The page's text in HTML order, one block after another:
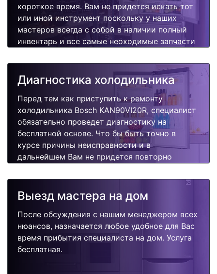
короткое время. Вам не придется искать тот
или иной инструмент поскольку у наших
мастеров всегда с собой в наличии полный
инвентарь и все самые неоходимые запчасти
быстро, качественно и недорого.
Диагностика холодильника
Перед тем как приступить к ремонту
холодильника Bosch KAN90VI20R, специалист
обязательно проведет диагностику на
бесплатной основе. Что бы быть точно в
курсе причины неисправности и в
дальнейшем Вам не придется повторно
поломок.
Выезд мастера на дом
После обсуждения с нашим менеджером всех
нюансов, назначается любое удобное для Вас
время прибытия специалиста на дом. Услуга
бесплатная.